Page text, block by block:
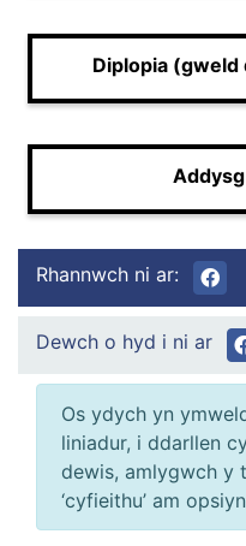
Diplopia
Rhannwch ni ar:
Dewch o hyd i ni ar
Os ydych yn
liniadur, i ddarllen
dewis, amlygwch y
‘cyfieithu’ am